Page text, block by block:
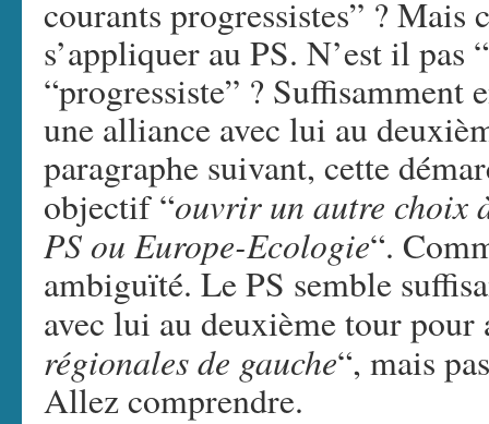
courants progressistes” ?
s’appliquer au PS. N’est il pas
“progressiste” ? Suffisamment
une alliance avec lui au
paragraphe suivant, cette
objectif “ouvrir un autre choix
PS ou Europe-Ecologie“.
ambiguïté. Le PS semble
avec lui au deuxième tour pour
régionales de gauche“, mais
Allez comprendre.